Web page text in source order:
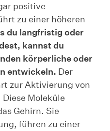
positive
zu einer höheren
du langfristig oder
kannst du
körperliche oder
entwickeln. Der
zur Aktivierung von
Moleküle
Gehirn. Sie
führen zu einer